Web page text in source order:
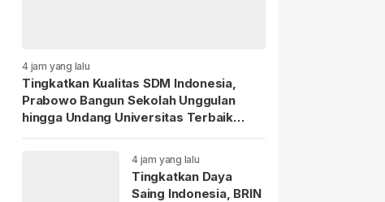
4 jam yang lalu
Tingkatkan Kualitas SDM Indonesia,
Prabowo Bangun Sekolah Unggulan
hingga Undang Universitas Terbaik
4 jam yang lalu
Tingkatkan Daya
Saing Indonesia, BRIN